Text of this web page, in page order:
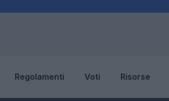
Regolamenti Voti Risorse